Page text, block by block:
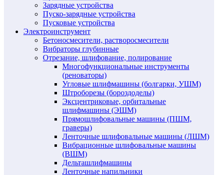
Зарядные устройства
Пуско-зарядные устройства
Пусковые устройства
Электроинструмент
Бетоносмесители, растворосмесители
Вибраторы глубинные
Отрезание, шлифование, полирование
Многофункциональные инструменты
(реноваторы)
Угловые шлифмашины (болгарки, УШМ)
Штроборезы (бороздоделы)
Эксцентриковые, орбитальные
шлифмашины (ЭШМ)
Прямошлифовальные машины (ПШМ,
граверы)
Ленточные шлифовальные машины (ЛШМ)
Вибрационные шлифовальные машины
(ВШМ)
Дельташлифмашины
Ленточные напильники